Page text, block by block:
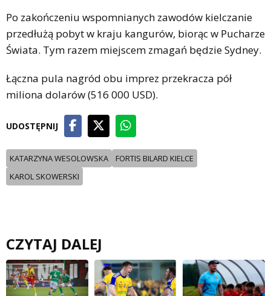
Po zakończeniu wspomnianych zawodów kielczanie
przedłużą pobyt w kraju kangurów, biorąc w Pucharze
Świata. Tym razem miejscem zmagań będzie Sydney.
Łączna pula nagród obu imprez przekracza pół
miliona dolarów (516 000 USD).
UDOSTĘPNIJ
KATARZYNA WESOLOWSKA
FORTIS BILARD KIELCE
KAROL SKOWERSKI
CZYTAJ DALEJ